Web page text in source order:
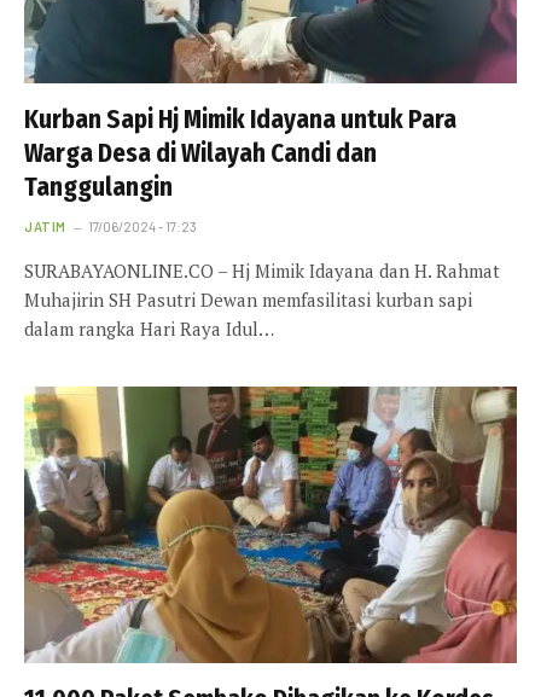
Kurban Sapi Hj Mimik Idayana untuk Para
Warga Desa di Wilayah Candi dan
Tanggulangin
JATIM 17/06/2024 - 17:23
SURABAYAONLINE.CO – Hj Mimik Idayana dan H. Rahmat
Muhajirin SH Pasutri Dewan memfasilitasi kurban sapi
dalam rangka Hari Raya Idul…